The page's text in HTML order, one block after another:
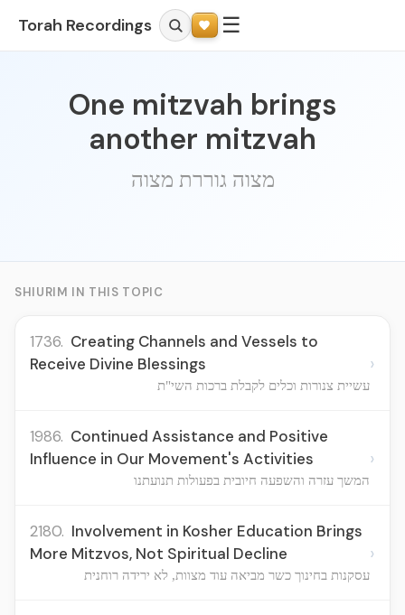
Torah Recordings ☰
One mitzvah brings
another mitzvah
מצוה גוררת מצוה
SHIURIM IN THIS TOPIC
1736. Creating Channels and Vessels to
Receive Divine Blessings
עשיית צנורות וכלים לקבלת ברכות השי"ת
›
1986. Continued Assistance and Positive
Influence in Our Movement's Activities
המשך עזרה והשפעה חיובית בפעולות תנועתנו
›
2180. Involvement in Kosher Education Brings
More Mitzvos, Not Spiritual Decline
עסקנות בחינוך כשר מביאה עוד מצוות, לא ירידה רוחנית
›